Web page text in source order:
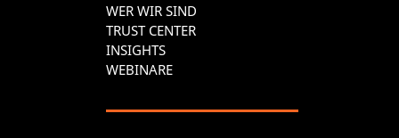
WER WIR SIND
TRUST CENTER
INSIGHTS
WEBINARE